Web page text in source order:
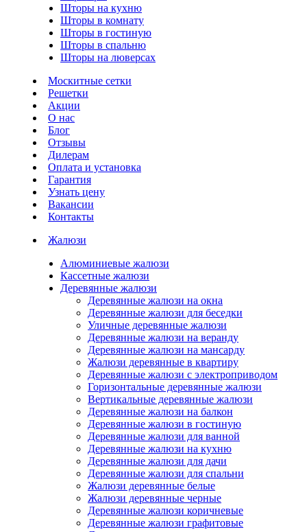
Шторы на кухню
Шторы в комнату
Шторы в гостиную
Шторы в спальню
Шторы на люверсах
Москитные сетки
Решетки
Акции
О нас
Блог
Отзывы
Дилерам
Оплата и установка
Гарантия
Узнать цену
Вакансии
Контакты
Жалюзи
Алюминиевые жалюзи
Кассетные жалюзи
Деревянные жалюзи
Деревянные жалюзи на окна
Деревянные жалюзи для беседки
Уличные деревянные жалюзи
Деревянные жалюзи на веранду
Деревянные жалюзи на мансарду
Жалюзи деревянные в квартиру
Деревянные жалюзи с электроприводом
Горизонтальные деревянные жалюзи
Вертикальные деревянные жалюзи
Деревянные жалюзи на балкон
Деревянные жалюзи в гостиную
Деревянные жалюзи для ванной
Деревянные жалюзи на кухню
Деревянные жалюзи для дачи
Деревянные жалюзи для спальни
Жалюзи деревянные белые
Жалюзи деревянные черные
Деревянные жалюзи коричневые
Деревянные жалюзи графитовые